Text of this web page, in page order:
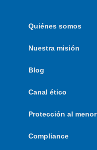
Quiénes somos
Nuestra misión
Blog
Canal ético
Protección al menor
Compliance